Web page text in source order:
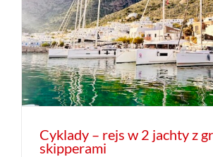
Cyklady – rejs w 2 jachty z
skipperami